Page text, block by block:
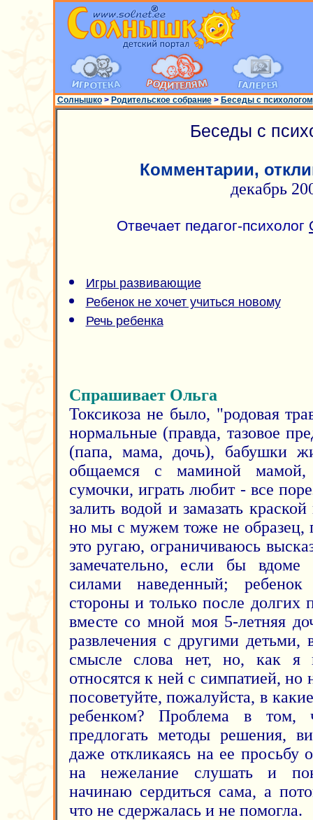
Солнышко> Родительское собрание> Беседы с психологом
Беседы с
Комментарии,
декабрь
Отвечает педагог-психолог
Игры развивающие
Ребенок не хочет учиться новому
Речь ребенка
Спрашивает Ольга
Токсикоза не было, "родовая
нормальные (правда, тазовое
(папа, мама, дочь), бабушки
общаемся с маминой
сумочки, играть любит - все
залить водой и замазать
но мы с мужем тоже не образец,
это ругаю, ограничиваюсь
замечательно, если бы
силами наведенный;
стороны и только после долгих
вместе со мной моя 5-летняя
развлечения с другими детьми,
смысле слова нет, но, как я
относятся к ней с симпатией,
посоветуйте, пожалуйста, в
ребенком? Проблема в том,
предлогать методы решения,
даже откликаясь на ее
на нежелание слушать и
начинаю сердиться сама, а
что не сдержалась и не помогла.